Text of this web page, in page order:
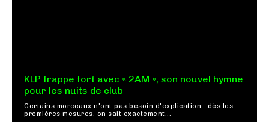
KLP frappe fort avec « 2AM », son nouvel hymne
pour les nuits de club
Certains morceaux n'ont pas besoin d'explication : dès les
premières mesures, on sait exactement...